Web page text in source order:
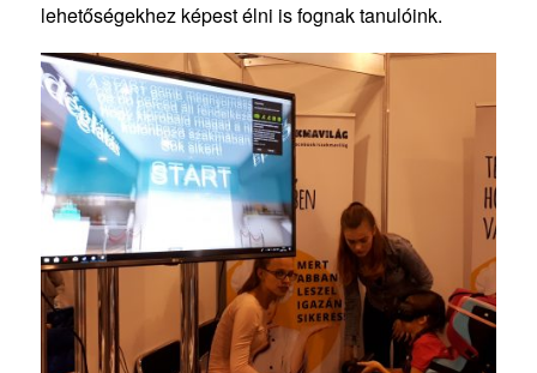
lehetőségekhez képest élni is fognak tanulóink.